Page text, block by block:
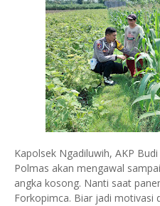
Kapolsek Ngadiluwih, AKP
Polmas akan mengawal
angka kosong. Nanti saat
Forkopimca. Biar jadi motivasi